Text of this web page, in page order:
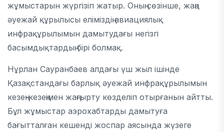
жұмыстарын жүргізіп жатыр. Оның сөзінше, жаңа
әуежай құрылысы еліміздің авиациялық
инфрақұрылымын дамытудағы негізгі
басымдықтардың бірі болмақ.
Нұрлан Сауранбаев алдағы үш жыл ішінде
Қазақстандағы барлық әуежай инфрақұрылымын
кезең-кезеңімен жаңғырту көзделіп отырғанын айтты.
Бұл жұмыстар аэрохабтарды дамытуға
бағытталған кешенді жоспар аясында жүзеге